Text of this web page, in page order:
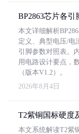
BP2863芯片各引
本文详细解析
定义、典型电压/电
引脚参数对照表。
用电路设计要点，
（版本V1.2）。
2026年8月4日
T2紫铜国标硬度
本文系统解读T2紫